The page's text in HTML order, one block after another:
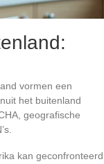
vormen een
het buitenland
geografische
kan geconfronteerd